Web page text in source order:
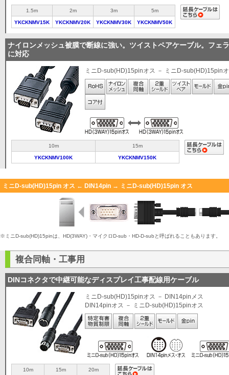
1.5m 2m 3m 5m
YKCKNMV15K YKCKNMV20K YKCKNMV30K YKCKNMV50K
ナイロンメッシュ被膜で断線に強い。ツイストペアケーブル。フェ
に対応
ミニD-sub(HD)15pinオス － ミニD-sub(HD)15pin
10m 15m
YKCKNMV100K YKCKNMV150K
ミニD-sub(HD)15pin オス ← DIN14pin → ミニD-sub(HD)15pin オス
※ミニD-sub(HD)15pinは、HD(3WAY)・マイクロD-sub・HD-D-subと呼ばれることもあります。
複合同軸・工事用
DINコネクタで中継可能なディスプレイ工事配線用ケーブル
ミニD-sub(HD)15pinオス － DIN14pinメス
DIN14pinオス － ミニD-sub(HD)15pinオス
10m 15m 20m